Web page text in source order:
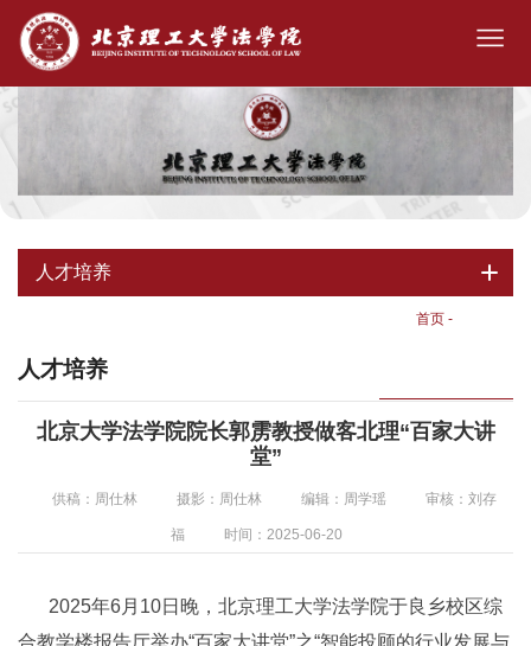
人才培养
首页 -
人才培养
北京大学法学院院长郭雳教授做客北理“百家大讲
堂”
供稿：周仕林 摄影：周仕林 编辑：周学瑶 审核：刘存
福 时间：2025-06-20
2025年6月10日晚，北京理工大学法学院于良乡校区综
合教学楼报告厅举办“百家大讲堂”之“智能投顾的行业发展与